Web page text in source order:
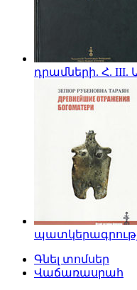
դրամների. Հ. III.
Գնել տոմսեր
Վաճառասրահ